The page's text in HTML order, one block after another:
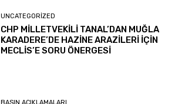
UNCATEGORIZED
CHP MİLLETVEKİLİ TANAL’DAN MUĞLA
KARADERE’DE HAZİNE ARAZİLERİ İÇİN
MECLİS’E SORU ÖNERGESİ
BASIN AÇIKLAMALARI